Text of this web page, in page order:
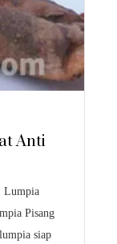
Anti
Lumpia
Pisang
siap